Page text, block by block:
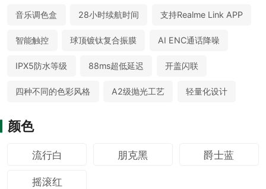
音乐调色盒 28小时续航时间 支持Realme Link APP
智能触控 球顶镀钛复合振膜 AI ENC通话降噪
IPX5防水等级 88ms超低延迟 开盖闪联
四种不同的色彩风格 A2级抛光工艺 轻量化设计
颜色
流行白 朋克黑 爵士蓝
摇滚红